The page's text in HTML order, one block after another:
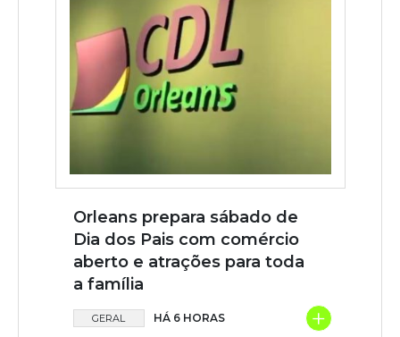
Orleans prepara sábado de
Dia dos Pais com comércio
aberto e atrações para toda
a família
GERAL HÁ 6 HORAS +